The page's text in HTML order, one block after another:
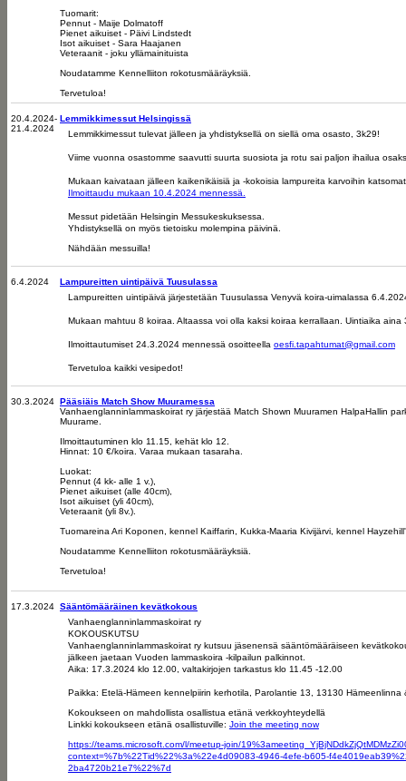
Tuomarit:
Pennut - Maije Dolmatoff
Pienet aikuiset - Päivi Lindstedt
Isot aikuiset - Sara Haajanen
Veteraanit - joku yllämainituista
Noudatamme Kennelliiton rokotusmääräyksiä.
Tervetuloa!
20.4.2024-
21.4.2024
Lemmikkimessut Helsingissä
Lemmikkimessut tulevat jälleen ja yhdistyksellä on siellä oma osasto, 3k29!
Viime vuonna osastomme saavutti suurta suosiota ja rotu sai paljon ihailua
Mukaan kaivataan jälleen kaikenikäisiä ja -kokoisia lampureita karvoihin
Ilmoittaudu mukaan 10.4.2024 mennessä.
Messut pidetään Helsingin Messukeskuksessa.
Yhdistyksellä on myös tietoisku molempina päivinä.
Nähdään messuilla!
6.4.2024
Lampureitten uintipäivä Tuusulassa
Lampureitten uintipäivä järjestetään Tuusulassa Venyvä koira-uimalassa
Mukaan mahtuu 8 koiraa. Altaassa voi olla kaksi koiraa kerrallaan. Uintiaika
Ilmoittautumiset 24.3.2024 mennessä osoitteella oesfi.tapahtumat@gmail.com
Tervetuloa kaikki vesipedot!
30.3.2024
Pääsiäis Match Show Muuramessa
Vanhaenglanninlammaskoirat ry järjestää Match Shown Muuramen HalpaHallin
Muurame.
Ilmoittautuminen klo 11.15, kehät klo 12.
Hinnat: 10 €/koira. Varaa mukaan tasaraha.
Luokat:
Pennut (4 kk- alle 1 v.),
Pienet aikuiset (alle 40cm),
Isot aikuiset (yli 40cm),
Veteraanit (yli 8v.).
Tuomareina Ari Koponen, kennel Kaiffarin, Kukka-Maaria Kivijärvi, kennel
Noudatamme Kennelliiton rokotusmääräyksiä.
Tervetuloa!
17.3.2024 Sääntömääräinen kevätkokous
Vanhaenglanninlammaskoirat ry
KOKOUSKUTSU
Vanhaenglanninlammaskoirat ry kutsuu jäsenensä sääntömääräiseen
jälkeen jaetaan Vuoden lammaskoira -kilpailun palkinnot.
Aika: 17.3.2024 klo 12.00, valtakirjojen tarkastus klo 11.45 -12.00
Paikka: Etelä-Hämeen kennelpiirin kerhotila, Parolantie 13, 13130 Hämeenlinna
Kokoukseen on mahdollista osallistua etänä verkkoyhteydellä
Linkki kokoukseen etänä osallistuville: Join the meeting now
https://teams.microsoft.com/l/meetup-join/
context=%7b%22Tid%22%3a%22e4d09083-4946-4efe-b605-
2ba4720b21e7%22%7d